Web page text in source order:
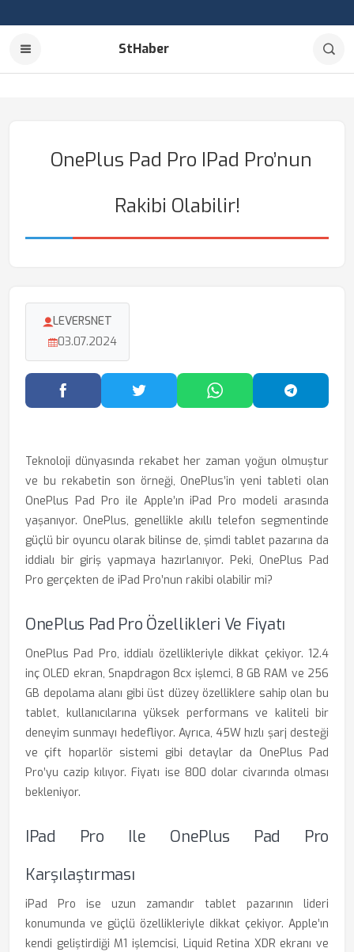
StHaber
OnePlus Pad Pro IPad Pro’nun
Rakibi Olabilir!
LEVERSNET
03.07.2024
Facebook'ta PaylaşTwitter'da PaylaşWhatsApp'ta Paylaş
Teknoloji dünyasında rekabet her zaman yoğun olmuştur
ve bu rekabetin son örneği, OnePlus’in yeni tableti olan
OnePlus Pad Pro ile Apple’ın iPad Pro modeli arasında
yaşanıyor. OnePlus, genellikle akıllı telefon segmentinde
güçlü bir oyuncu olarak bilinse de, şimdi tablet pazarına da
iddialı bir giriş yapmaya hazırlanıyor. Peki, OnePlus Pad
Pro gerçekten de iPad Pro’nun rakibi olabilir mi?
OnePlus Pad Pro Özellikleri Ve Fiyatı
OnePlus Pad Pro, iddialı özellikleriyle dikkat çekiyor. 12.4
inç OLED ekran, Snapdragon 8cx işlemci, 8 GB RAM ve 256
GB depolama alanı gibi üst düzey özelliklere sahip olan bu
tablet, kullanıcılarına yüksek performans ve kaliteli bir
deneyim sunmayı hedefliyor. Ayrıca, 45W hızlı şarj desteği
ve çift hoparlör sistemi gibi detaylar da OnePlus Pad
Pro’yu cazip kılıyor. Fiyatı ise 800 dolar civarında olması
bekleniyor.
IPad Pro Ile OnePlus Pad Pro
Karşılaştırması
iPad Pro ise uzun zamandır tablet pazarının lideri
konumunda ve güçlü özellikleriyle dikkat çekiyor. Apple’ın
kendi geliştirdiği M1 işlemcisi, Liquid Retina XDR ekranı ve